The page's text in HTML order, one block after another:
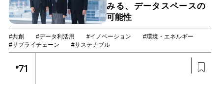
みる、データスペースの
可能性
#共創 #データ利活用 #イノベーション
#環境・エネルギー
#サプライチェーン
#サステナブル
#71